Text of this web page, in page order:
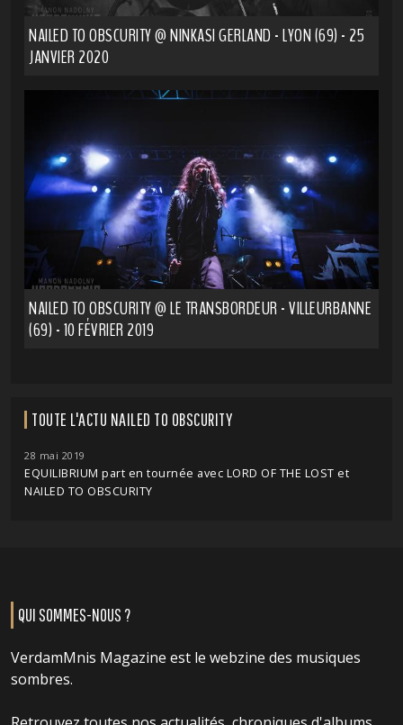
NAILED TO OBSCURITY @ NINKASI GERLAND - LYON (69) - 25
JANVIER 2020
NAILED TO OBSCURITY @ LE TRANSBORDEUR - VILLEURBANNE
(69) - 10 FÉVRIER 2019
TOUTE L'ACTU NAILED TO OBSCURITY
28 mai 2019
EQUILIBRIUM part en tournée avec LORD OF THE LOST et
NAILED TO OBSCURITY
QUI SOMMES-NOUS ?
VerdamMnis Magazine est le webzine des musiques
sombres.